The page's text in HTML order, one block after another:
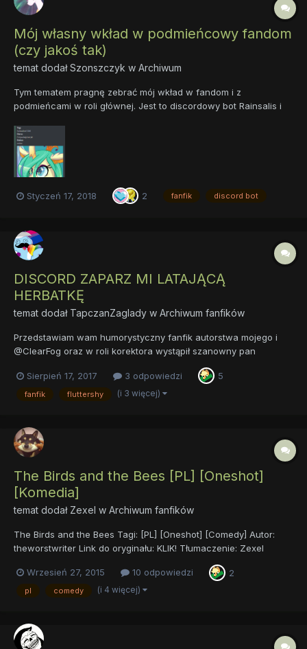
Mój własny wkład w podmieńcowy fandom
(czy jakoś tak)
temat dodałSzonszczyk w Archiwum
Tym tematem pragnę zebrać mój wkład w fandom i z
podmieńcami w roli głównej. Jest to discordowy bot Rainsalis i
tego fika, on opowiada historię nieprzemienionego podmieńca,
który przeżywa ciekawe historie, nawet spotyka Celestie... No...
Styczeń 17, 2018 2 fanfik discord bot
DISCORD ZAPARZ MI LATAJĄCĄ
HERBATKĘ
temat dodał TapczanZaglady w Archiwum fanfików
Przedstawiam wam humorystyczny fanfik autorstwa mojego i
@ClearFog oraz w roli korektora wystąpił szanowny pan
@Szonszczyk.Jest to ulepszona wersja pracy @iCzaRez (halina-
zapasz-mi-meliske)
https://docs.google.com/document/d/16FiLBLseEGUmZ1v0cWVO
Sierpień 17, 2017 3 odpowiedzi 5
fanfik fluttershy (i 3 więcej)
The Birds and the Bees [PL] [Oneshot]
[Komedia]
temat dodał Zexel w Archiwum fanfików
The Birds and the Bees Tagi: [PL] [Oneshot] [Comedy] Autor:
theworstwriter Link do oryginału: KLIK! Tłumaczenie: Zexel
zaprezentować efekt mojej pracy, czyli tłumaczenie dość
popularnego fanfika. W końcu ok. 64,500 wyświetleń to nie jest
Wrzesień 27, 2015 10 odpowiedzi 2
pl comedy (i 4 więcej)